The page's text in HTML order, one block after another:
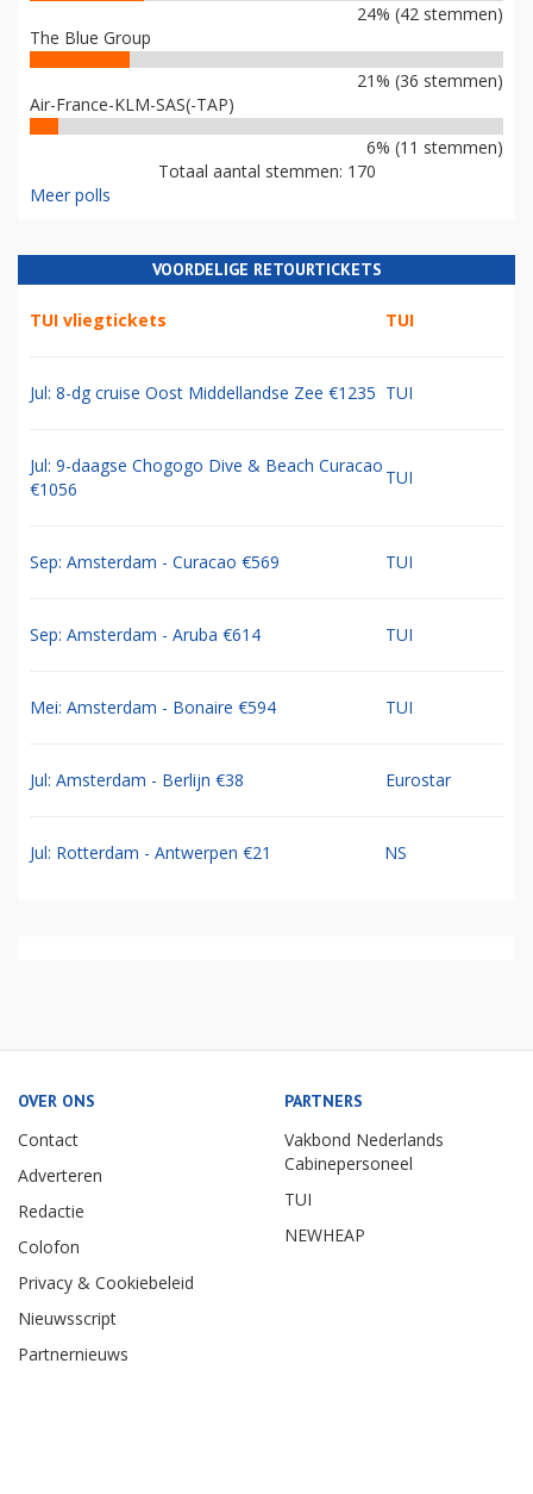
24% (42 stemmen)
The Blue Group
21% (36 stemmen)
Air-France-KLM-SAS(-TAP)
6% (11 stemmen)
Totaal aantal stemmen: 170
Meer polls
VOORDELIGE RETOURTICKETS
TUI vliegtickets TUI
Jul: 8-dg cruise Oost Middellandse Zee €1235 TUI
Jul: 9-daagse Chogogo Dive & Beach Curacao
€1056
TUI
Sep: Amsterdam - Curacao €569 TUI
Sep: Amsterdam - Aruba €614 TUI
Mei: Amsterdam - Bonaire €594 TUI
Jul: Amsterdam - Berlijn €38 Eurostar
Jul: Rotterdam - Antwerpen €21 NS
OVER ONS
Contact
Adverteren
Redactie
Colofon
Privacy & Cookiebeleid
Nieuwsscript
Partnernieuws
PARTNERS
Vakbond Nederlands
Cabinepersoneel
TUI
NEWHEAP